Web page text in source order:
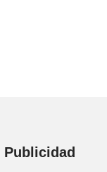
Publicidad